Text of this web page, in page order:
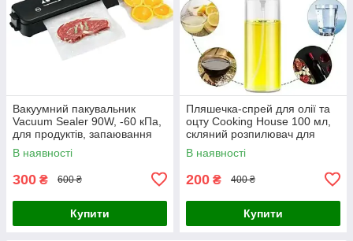
Вакуумний пакувальник
Vacuum Sealer 90W, -60 кПа,
для продуктів, запаювання
пакетів, збереження свіжості,
чорний
В наявності
300 ₴ 600 ₴
Купити
Пляшечка-спрей для олії та
оцту Cooking House 100 мл,
скляний розпилювач для
кухні, дозатор для рідких
продуктів
В наявності
200 ₴ 400 ₴
Купити